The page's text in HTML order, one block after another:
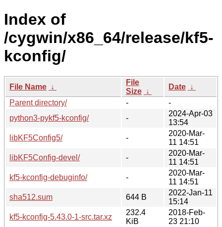
Index of
/cygwin/x86_64/release/kf5-
kconfig/
File Name ↓
File
Size ↓
Date ↓
Parent directory/
-
-
python3-pykf5-kconfig/
-
2024-Apr-03
13:54
libKF5Config5/
-
2020-Mar-
11 14:51
libKF5Config-devel/
-
2020-Mar-
11 14:51
kf5-kconfig-debuginfo/
-
2020-Mar-
11 14:51
sha512.sum
644 B
2022-Jan-11
15:14
kf5-kconfig-5.43.0-1-src.tar.xz
232.4
KiB
2018-Feb-
23 21:10